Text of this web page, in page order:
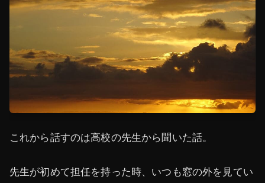
これから話すのは高校の先生から聞いた話。
先生が初めて担任を持った時、いつも窓の外を見てい